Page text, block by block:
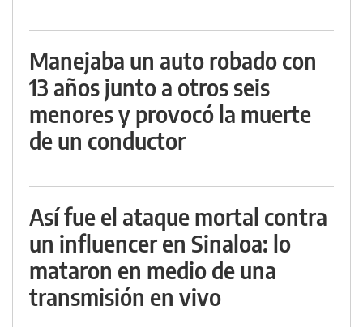
Manejaba un auto robado con
13 años junto a otros seis
menores y provocó la muerte
de un conductor
Así fue el ataque mortal contra
un influencer en Sinaloa: lo
mataron en medio de una
transmisión en vivo